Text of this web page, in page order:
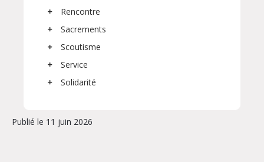
Rencontre
Sacrements
Scoutisme
Service
Solidarité
Publié le 11 juin 2026